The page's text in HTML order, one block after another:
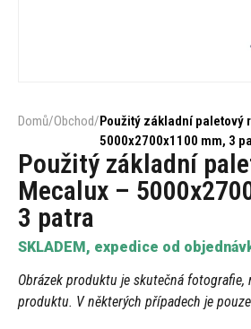
Domů/Obchod/Použitý základní paletový
5000x2700x1100 mm, 3
Použitý základní
Mecalux –
3 patra
SKLADEM, expedice od
Obrázek produktu je skutečná fotografie,
produktu. V některých případech je